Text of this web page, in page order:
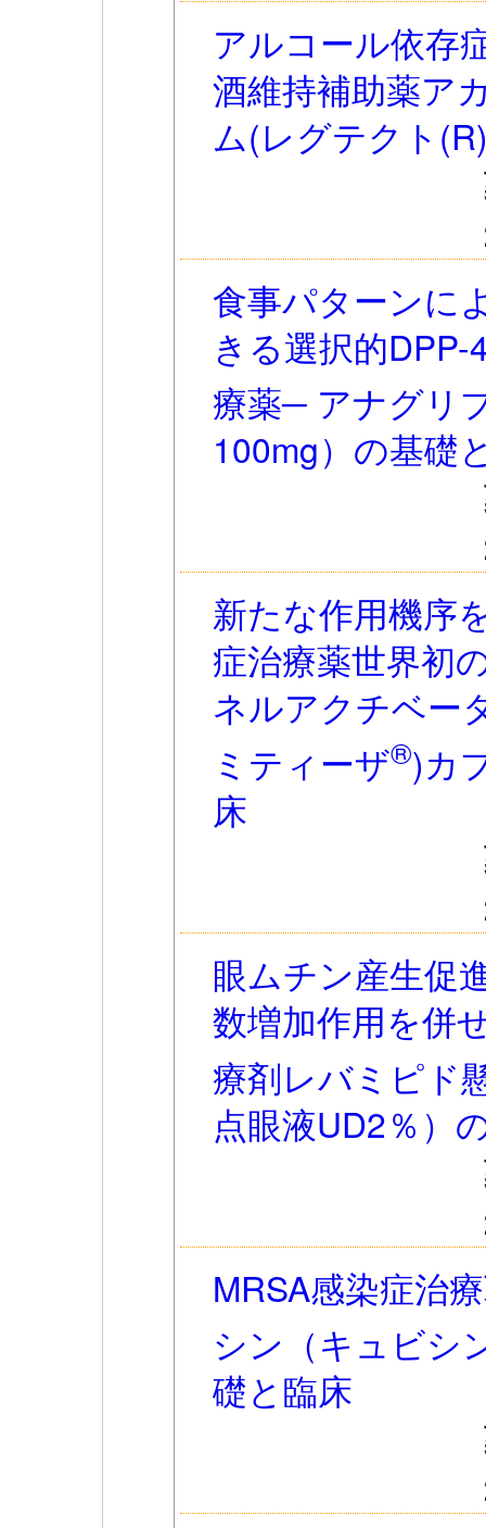
アルコール依存
酒維持補助薬ア
ム(レグテクト
食事パターンに
きる選択的
療薬─ アナグリ
100mg）の基礎
新たな作用機序
症治療薬世界初
ネルアクチベー
ミティーザ®)カ
床
眼ムチン産生促
数増加作用を併
療剤レバミピド
点眼液UD2％）
MRSA感染症治
シン（キュビシ
礎と臨床